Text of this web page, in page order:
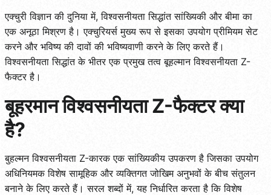
एक्चुरी विज्ञान की दुनिया में, विश्वसनीयता सिद्धांत सांख्यिकी और बीमा का
एक अनूठा मिश्रण है। एक्चुरियर्स मुख्य रूप से इसका उपयोग प्रीमियम सेट
करने और भविष्य की दावों की भविष्यवाणी करने के लिए करते हैं।
विश्वसनीयता सिद्धांत के भीतर एक प्रमुख तत्व बूहल्मान विश्वसनीयता Z-
फैक्टर है।
बूहरमान विश्वसनीयता Z-फैक्टर क्या
है?
बुहल्मन विश्वसनीयता Z-कारक एक सांख्यिकीय उपकरण है जिसका उपयोग
अधिनियमक विशेष सामूहिक और व्यक्तिगत जोखिम अनुभवों के बीच संतुलन
बनाने के लिए करते हैं। सरल शब्दों में, यह निर्धारित करता है कि विशेष